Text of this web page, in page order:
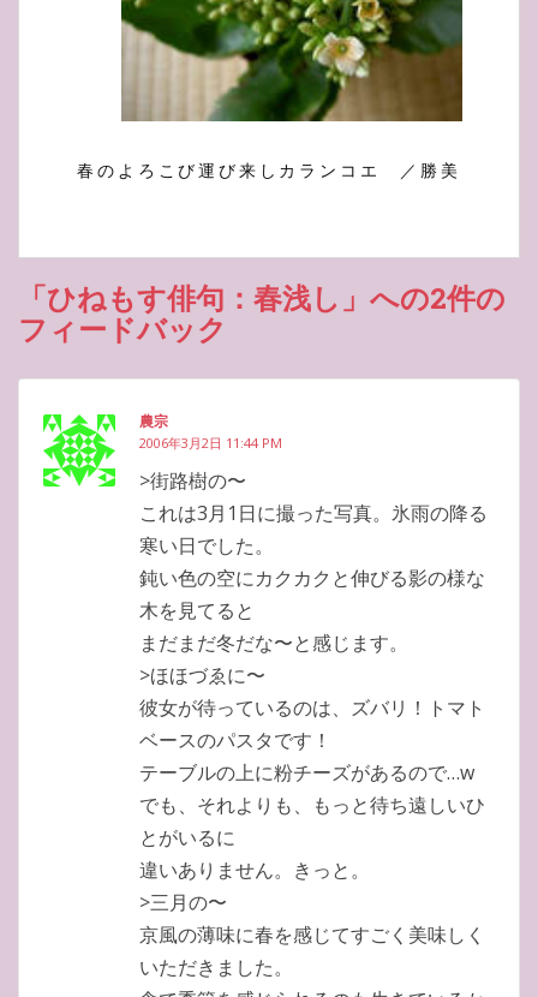
春のよろこび運び来しカランコエ ／勝美
「ひねもす俳句：春浅し」への2件の
フィードバック
農宗
2006年3月2日 11:44 PM
>街路樹の〜
これは3月1日に撮った写真。氷雨の降る
寒い日でした。
鈍い色の空にカクカクと伸びる影の様な
木を見てると
まだまだ冬だな〜と感じます。
>ほほづゑに〜
彼女が待っているのは、ズバリ！トマト
ベースのパスタです！
テーブルの上に粉チーズがあるので…w
でも、それよりも、もっと待ち遠しいひ
とがいるに
違いありません。きっと。
>三月の〜
京風の薄味に春を感じてすごく美味しく
いただきました。